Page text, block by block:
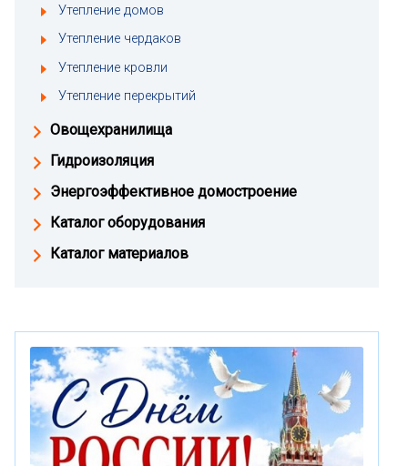
Утепление домов
Утепление чердаков
Утепление кровли
Утепление перекрытий
Овощехранилища
Гидроизоляция
Энергоэффективное домостроение
Каталог оборудования
Каталог материалов